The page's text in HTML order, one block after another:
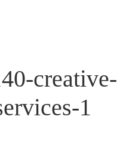
creative-
1